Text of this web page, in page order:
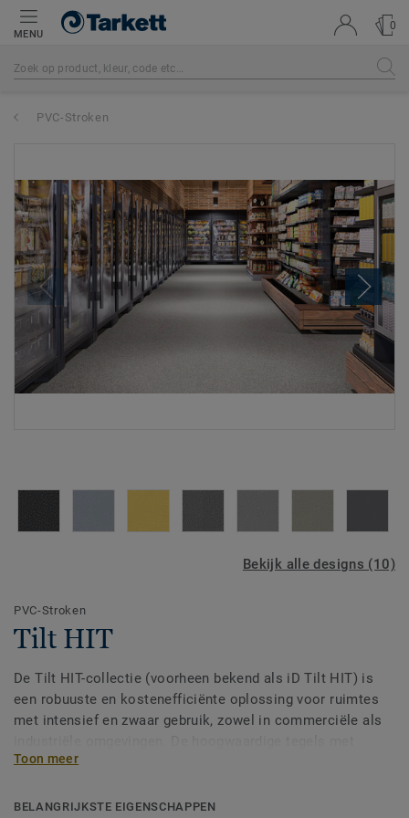
MENU
0
PVC-Stroken
Bekijk alle designs (10)
PVC-Stroken
Tilt HIT
De Tilt HIT-collectie (voorheen bekend als iD Tilt HIT) is
een robuuste en kostenefficiënte oplossing voor ruimtes
met intensief en zwaar gebruik, zowel in commerciële als
interlocksysteem zijn snel en eenvoudig te installeren op
bedrijfsactiviteiten en maakt Tilt HIT tot een waardevolle
Toon meer
BELANGRIJKSTE EIGENSCHAPPEN